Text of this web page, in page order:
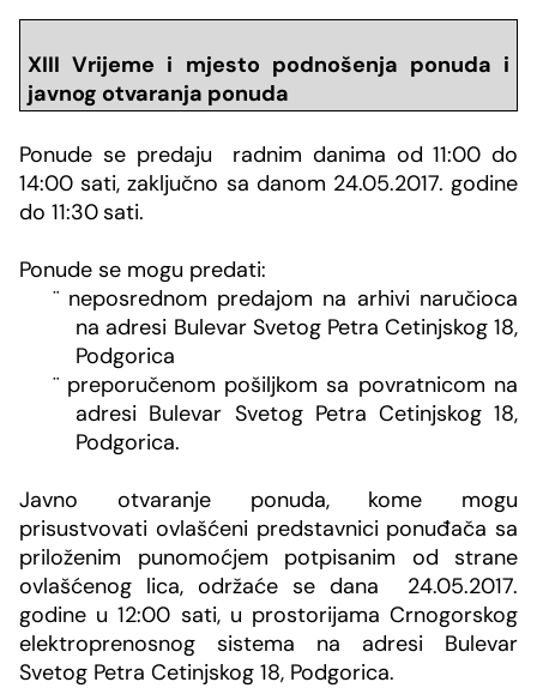
XIII Vrijeme i mjesto podnošenja ponuda i
javnog otvaranja ponuda
Ponude se predaju radnim danima od 11:00 do
14:00 sati, zaključno sa danom 24.05.2017. godine
do 11:30sati.
Ponude se mogu predati:
¨ neposrednom predajom na arhivi naručioca
na adresi Bulevar Svetog Petra Cetinjskog 18,
Podgorica
¨ preporučenom pošiljkom sa povratnicom na
adresi Bulevar Svetog Petra Cetinjskog 18,
Podgorica.
Javno otvaranje ponuda, kome mogu
prisustvovati ovlašćeni predstavnici ponuđača sa
priloženim punomoćjem potpisanim od strane
ovlašćenog lica, održaće se dana 24.05.2017.
godine u 12:00 sati, u prostorijama Crnogorskog
elektroprenosnog sistema na adresi Bulevar
Svetog Petra Cetinjskog 18, Podgorica.